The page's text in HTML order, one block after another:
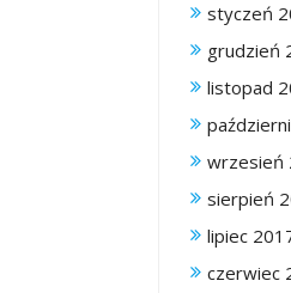
styczeń
grudzień
listopad
wrzesień
sierpień
lipiec
czerwiec